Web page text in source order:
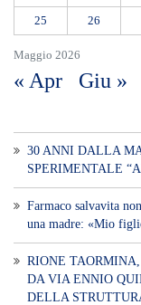
Maggio 2026
25 26
« Apr Giu »
30 ANNI DALLA
SPERIMENTALE
Farmaco salvavita
una madre: «Mio
RIONE
DA VIA ENNIO
DELLA